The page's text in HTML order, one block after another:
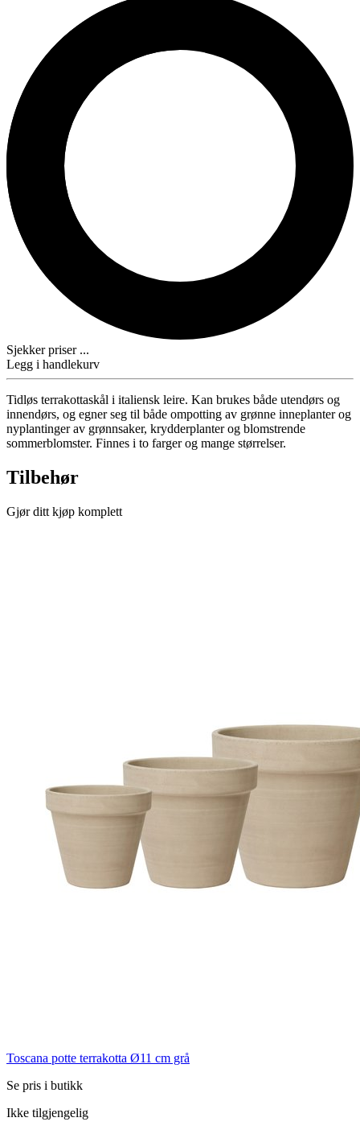
Sjekker priser ...
Legg i handlekurv
Tidløs terrakottaskål i italiensk leire. Kan brukes både utendørs og
innendørs, og egner seg til både ompotting av grønne inneplanter og
nyplantinger av grønnsaker, krydderplanter og blomstrende
sommerblomster. Finnes i to farger og mange størrelser.
Tilbehør
Gjør ditt kjøp komplett
Toscana potte terrakotta Ø11 cm grå
Se pris i butikk
Ikke tilgjengelig